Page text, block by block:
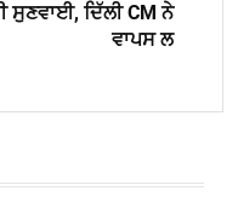
ਸੁਣਵਾਈ, ਦਿੱਲੀ CM ਨੇ
ਵਾਪਸ ਲ